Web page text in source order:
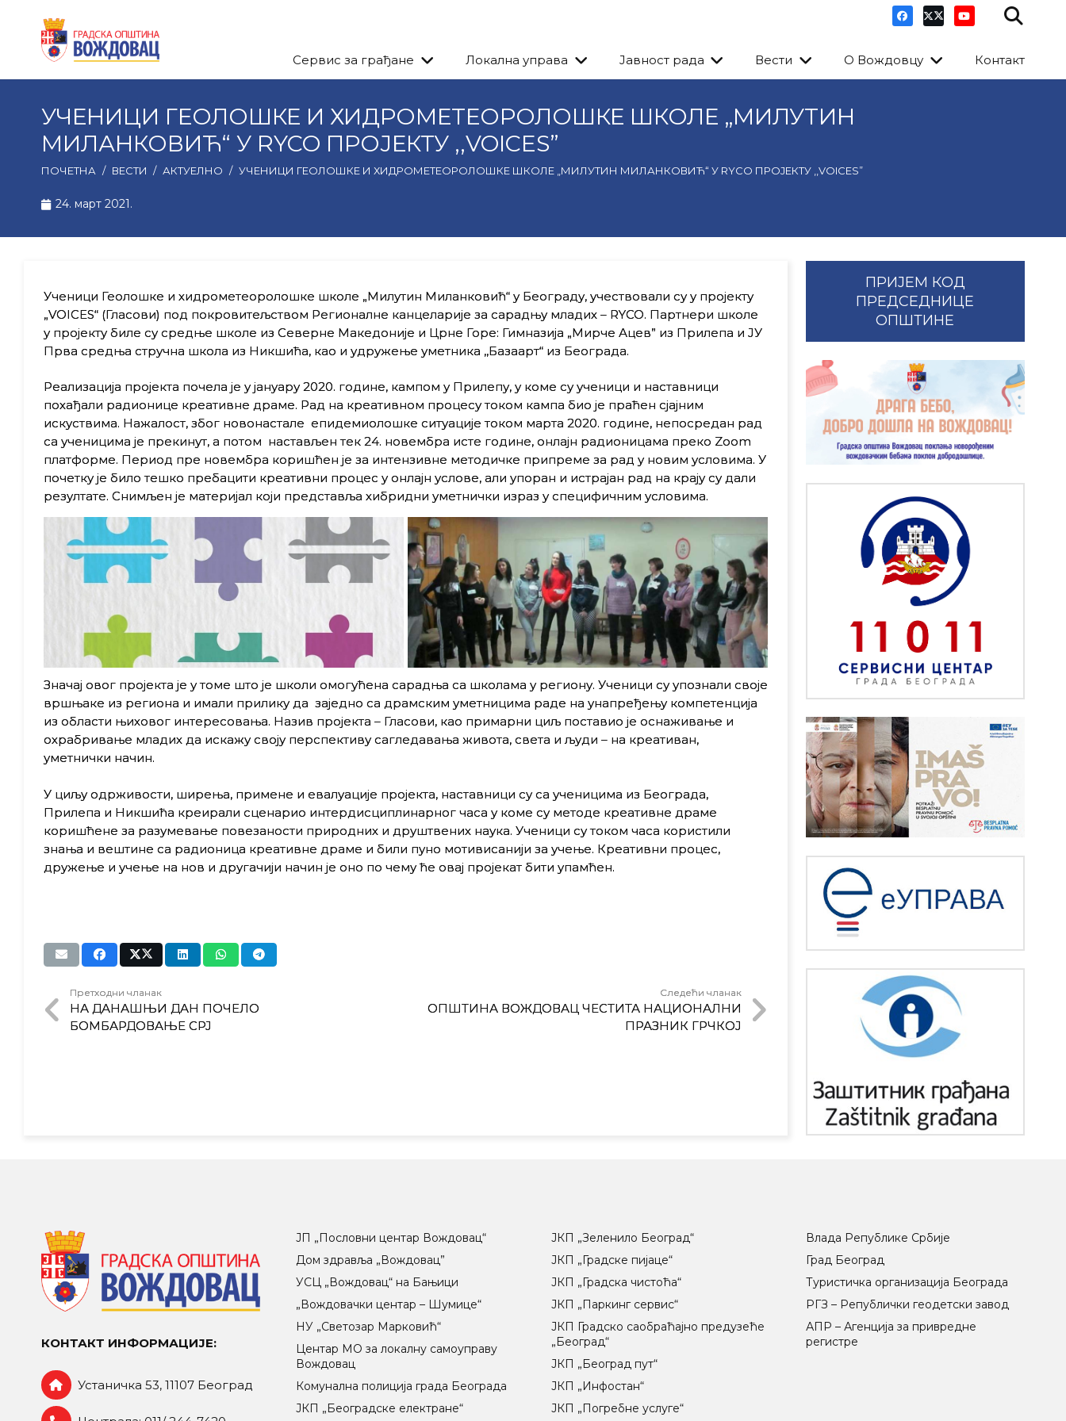
Сервис за грађане Локална управа Јавност рада Вести О Вождовцу Контакт
УЧЕНИЦИ ГЕОЛОШКЕ И ХИДРОМЕТЕОРОЛОШКЕ ШКОЛЕ „МИЛУТИН
МИЛАНКОВИЋ“ У RYCO ПРОЈЕКТУ ,,VOICES”
ПОЧЕТНА / ВЕСТИ / АКТУЕЛНО / УЧЕНИЦИ ГЕОЛОШКЕ И ХИДРОМЕТЕОРОЛОШКЕ ШКОЛЕ „МИЛУТИН МИЛАНКОВИЋ“ У RYCO ПРОЈЕКТУ ,,VOICES”
24. март 2021.
Ученици Геолошке и хидрометеоролошке школе „Милутин Миланковић“ у Београду, учествовали су у пројекту
„VOICES“ (Гласови) под покровитељством Регионалне канцеларије за сарадњу младих – RYCO. Партнери школе
у пројекту биле су средње школе из Северне Македоније и Црне Горе: Гимназија „Мирче Ацев” из Прилепа и ЈУ
Прва средња стручна школа из Никшића, као и удружење уметника ,,Базаарт“ из Београда.
Реализација пројекта почела је у јануару 2020. године, кампом у Прилепу, у коме су ученици и наставници
похађали радионице креативне драме. Рад на креативном процесу током кампа био је праћен сјајним
искуствима. Нажалост, због новонастале епидемиолошке ситуације током марта 2020. године, непосредан рад
са ученицима је прекинут, а потом настављен тек 24. новембра исте године, онлајн радионицама преко Zoom
платформе. Период пре новембра коришћен је за интензивне методичке припреме за рад у новим условима. У
почетку је било тешко пребацити креативни процес у онлајн услове, али упоран и истрајан рад на крају су дали
резултате. Снимљен је материјал који представља хибридни уметнички израз у специфичним условима.
Значај овог пројекта је у томе што је школи омогућена сарадња са школама у региону. Ученици су упознали своје
вршњаке из региона и имали прилику да заједно са драмским уметницима раде на унапређењу компетенција
из области њиховог интересовања. Назив пројекта – Гласови, као примарни циљ поставио је оснаживање и
охрабривање младих да искажу своју перспективу сагледавања живота, света и људи – на креативан,
уметнички начин.
У циљу одрживости, ширења, примене и евалуације пројекта, наставници су са ученицима из Београда,
Прилепа и Никшића креирали сценарио интердисциплинарног часа у коме су методе креативне драме
коришћене за разумевање повезаности природних и друштвених наука. Ученици су током часа користили
знања и вештине са радионица креативне драме и били пуно мотивисанији за учење. Креативни процес,
дружење и учење на нов и другачији начин је оно по чему ће овај пројекат бити упамћен.
Претходни чланак
НА ДАНАШЊИ ДАН ПОЧЕЛО
БОМБАРДОВАЊЕ СРЈ
Следећи чланак
ОПШТИНА ВОЖДОВАЦ ЧЕСТИТА НАЦИОНАЛНИ
ПРАЗНИК ГРЧКОЈ
ПРИЈЕМ КОД
ПРЕДСЕДНИЦЕ
ОПШТИНЕ
КОНТАКТ ИНФОРМАЦИЈЕ:
Устаничка 53, 11107 Београд
ЈП „Пословни центар Вождовац“
Дом здравља „Вождовац”
УСЦ „Вождовац“ на Бањици
„Вождовачки центар – Шумице“
НУ „Светозар Марковић“
Центар МO за локалну самоуправу
Вождовац
Комунална полиција града Београда
ЈКП „Београдске електране“
ЈКП „Зеленило Београд“
ЈКП „Градске пијаце“
ЈКП „Градска чистоћа“
ЈКП „Паркинг сервис“
ЈКП Градско саобраћајно предузеће
„Београд“
ЈКП „Београд пут“
ЈКП „Инфостан“
ЈКП „Погребне услуге“
Влада Републике Србије
Град Београд
Туристичка организација Београда
РГЗ – Републички геодетски завод
АПР – Агенција за привредне
регистре